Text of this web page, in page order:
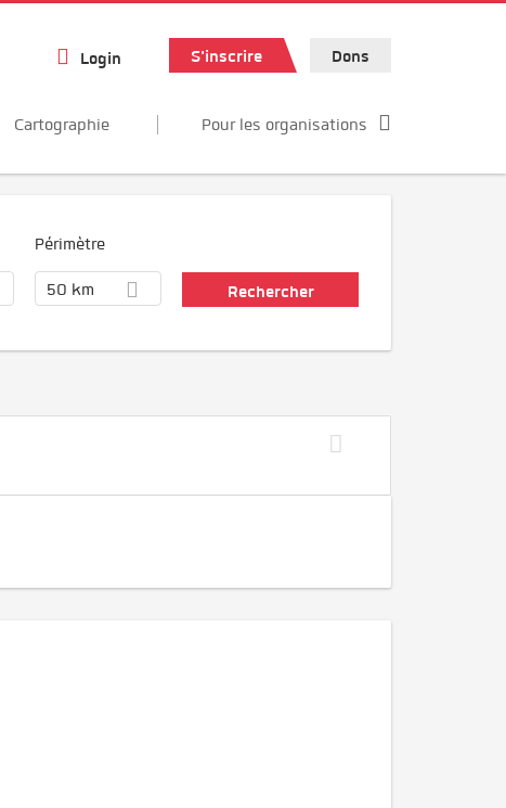
Login S'inscrire Dons
Cartographie Pour les organisations
Périmètre
50 km